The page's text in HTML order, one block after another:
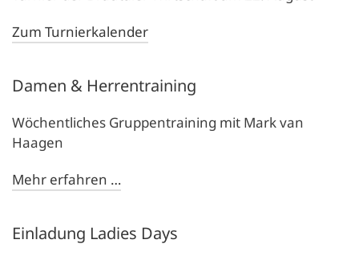
Zum Turnierkalender
Damen & Herrentraining
Wöchentliches Gruppentraining mit Mark van
Haagen
Mehr erfahren …
Einladung Ladies Days